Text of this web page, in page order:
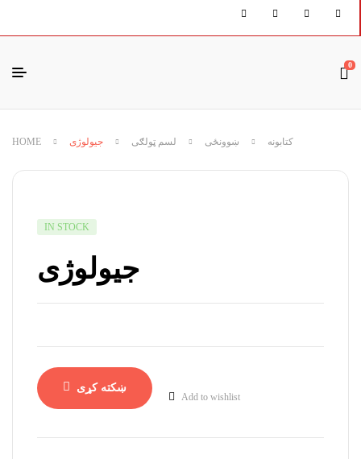
0
HOME کتابونه ښوونځی لسم ټولګی جیولوژی
IN STOCK
جیولوژی
ښکته کړی
Add to wishlist